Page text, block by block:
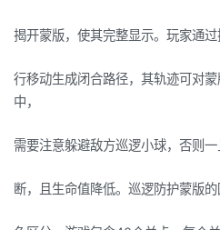
揭开蒙版，使其完整显示。玩家通
行移动生成闭合路径，其轨迹可对
中，
需要注意躲避敌方巡逻小球，否则
断，且生命值降低。巡逻防护蒙版